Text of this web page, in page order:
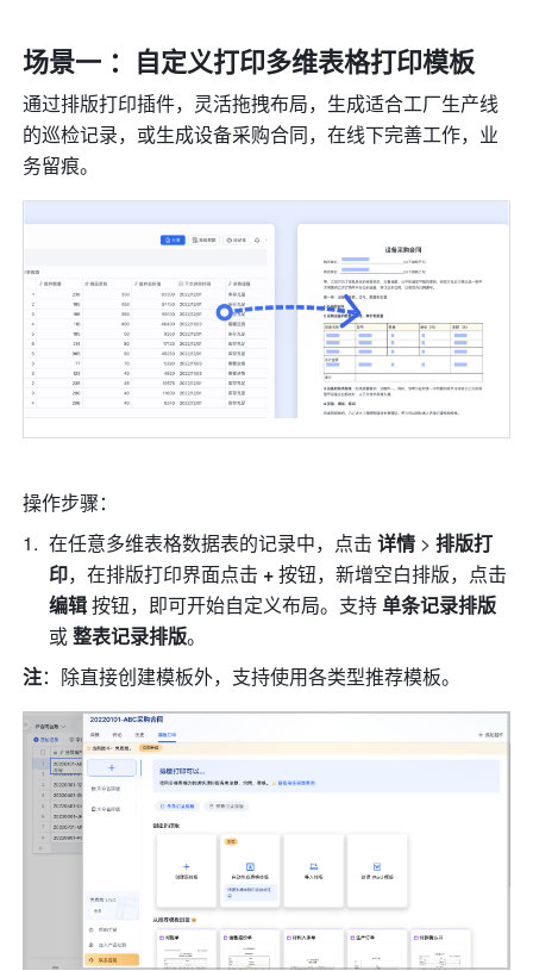
场景一 ：自定义打印多维表格打印模板
通过排版打印插件，灵活拖拽布局，生成适合工厂生产线
的巡检记录，或生成设备采购合同，在线下完善工作，业
务留痕。
操作步骤：
在任意多维表格数据表的记录中，点击 详情 > 排版打
印，在排版打印界面点击 +
编辑 按钮，即可开始自定义布局。支持 单条记录排版
或 整表记录排版。
注：除直接创建模板外，支持使用各类型推荐模板。